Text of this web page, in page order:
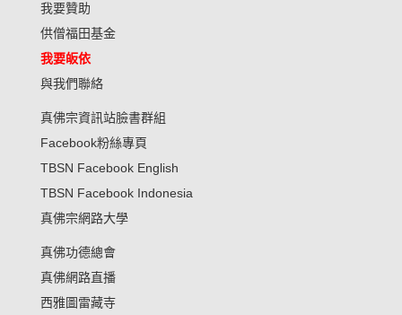
我要贊助
供僧福田基金
我要皈依
與我們聯絡
真佛宗資訊站臉書群組
Facebook粉絲專頁
TBSN Facebook English
TBSN Facebook Indonesia
真佛宗網路大學
真佛功德總會
真佛網路直播
西雅圖雷藏寺